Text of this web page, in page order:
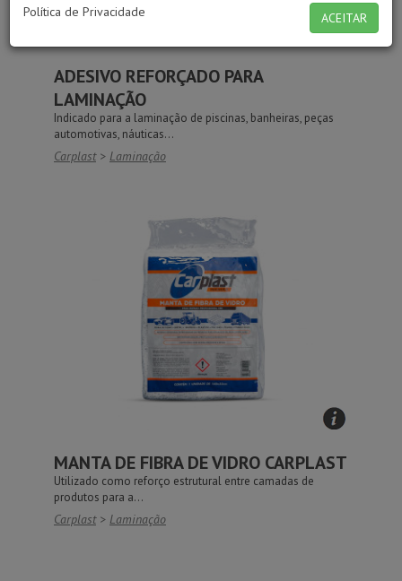
ADESIVO REFORÇADO PARA
LAMINAÇÃO
Indicado para a laminação de piscinas, banheiras, peças
automotivas, náuticas...
Carplast > Laminação
MANTA DE FIBRA DE VIDRO CARPLAST
Utilizado como reforço estrutural entre camadas de
produtos para a...
Carplast > Laminação
Política de Privacidade ACEITAR